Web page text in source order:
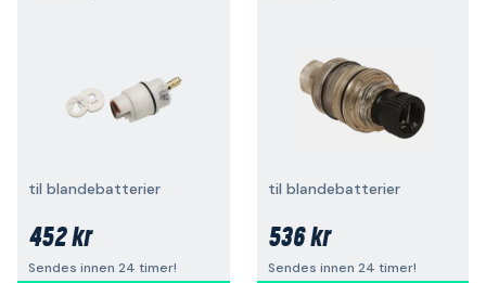
til blandebatterier
452 kr
Sendes innen 24 timer!
til blandebatterier
536 kr
Sendes innen 24 timer!